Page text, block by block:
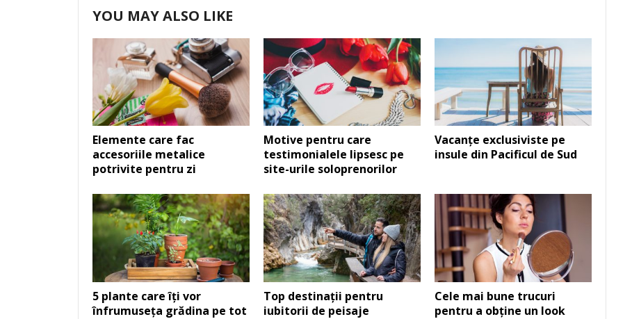
YOU MAY ALSO LIKE
Elemente care fac
accesoriile metalice
potrivite pentru zi
Motive pentru care
testimonialele lipsesc pe
site-urile soloprenorilor
Vacanțe exclusiviste pe
insule din Pacificul de Sud
5 plante care îți vor
înfrumuseța grădina pe tot
Top destinații pentru
iubitorii de peisaje
Cele mai bune trucuri
pentru a obține un look